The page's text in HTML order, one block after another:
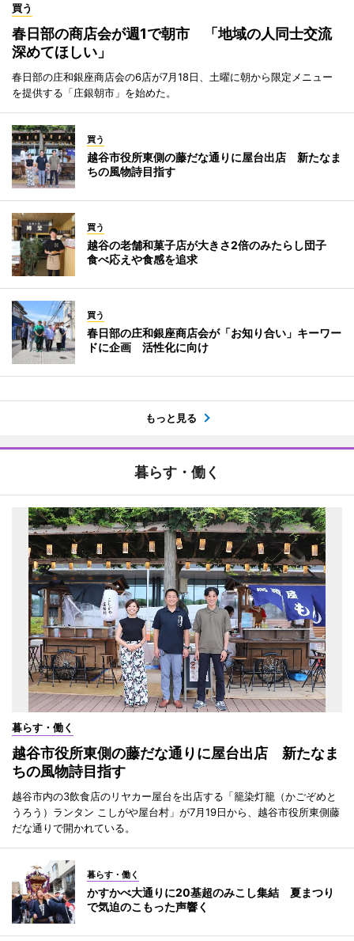
買う
春日部の商店会が週1で朝市 「地域の人同士交流
深めてほしい」
春日部の庄和銀座商店会の6店が7月18日、土曜に朝から限定メニュー
を提供する「庄銀朝市」を始めた。
買う
越谷市役所東側の藤だな通りに屋台出店 新たなま
ちの風物詩目指す
買う
越谷の老舗和菓子店が大きさ2倍のみたらし団子
食べ応えや食感を追求
買う
春日部の庄和銀座商店会が「お知り合い」キーワー
ドに企画 活性化に向け
もっと見る
暮らす・働く
暮らす・働く
越谷市役所東側の藤だな通りに屋台出店 新たなま
ちの風物詩目指す
越谷市内の3飲食店のリヤカー屋台を出店する「籠染灯籠（かごぞめと
うろう）ランタン こしがや屋台村」が7月19日から、越谷市役所東側藤
だな通りで開かれている。
暮らす・働く
かすかべ大通りに20基超のみこし集結 夏まつり
で気迫のこもった声響く